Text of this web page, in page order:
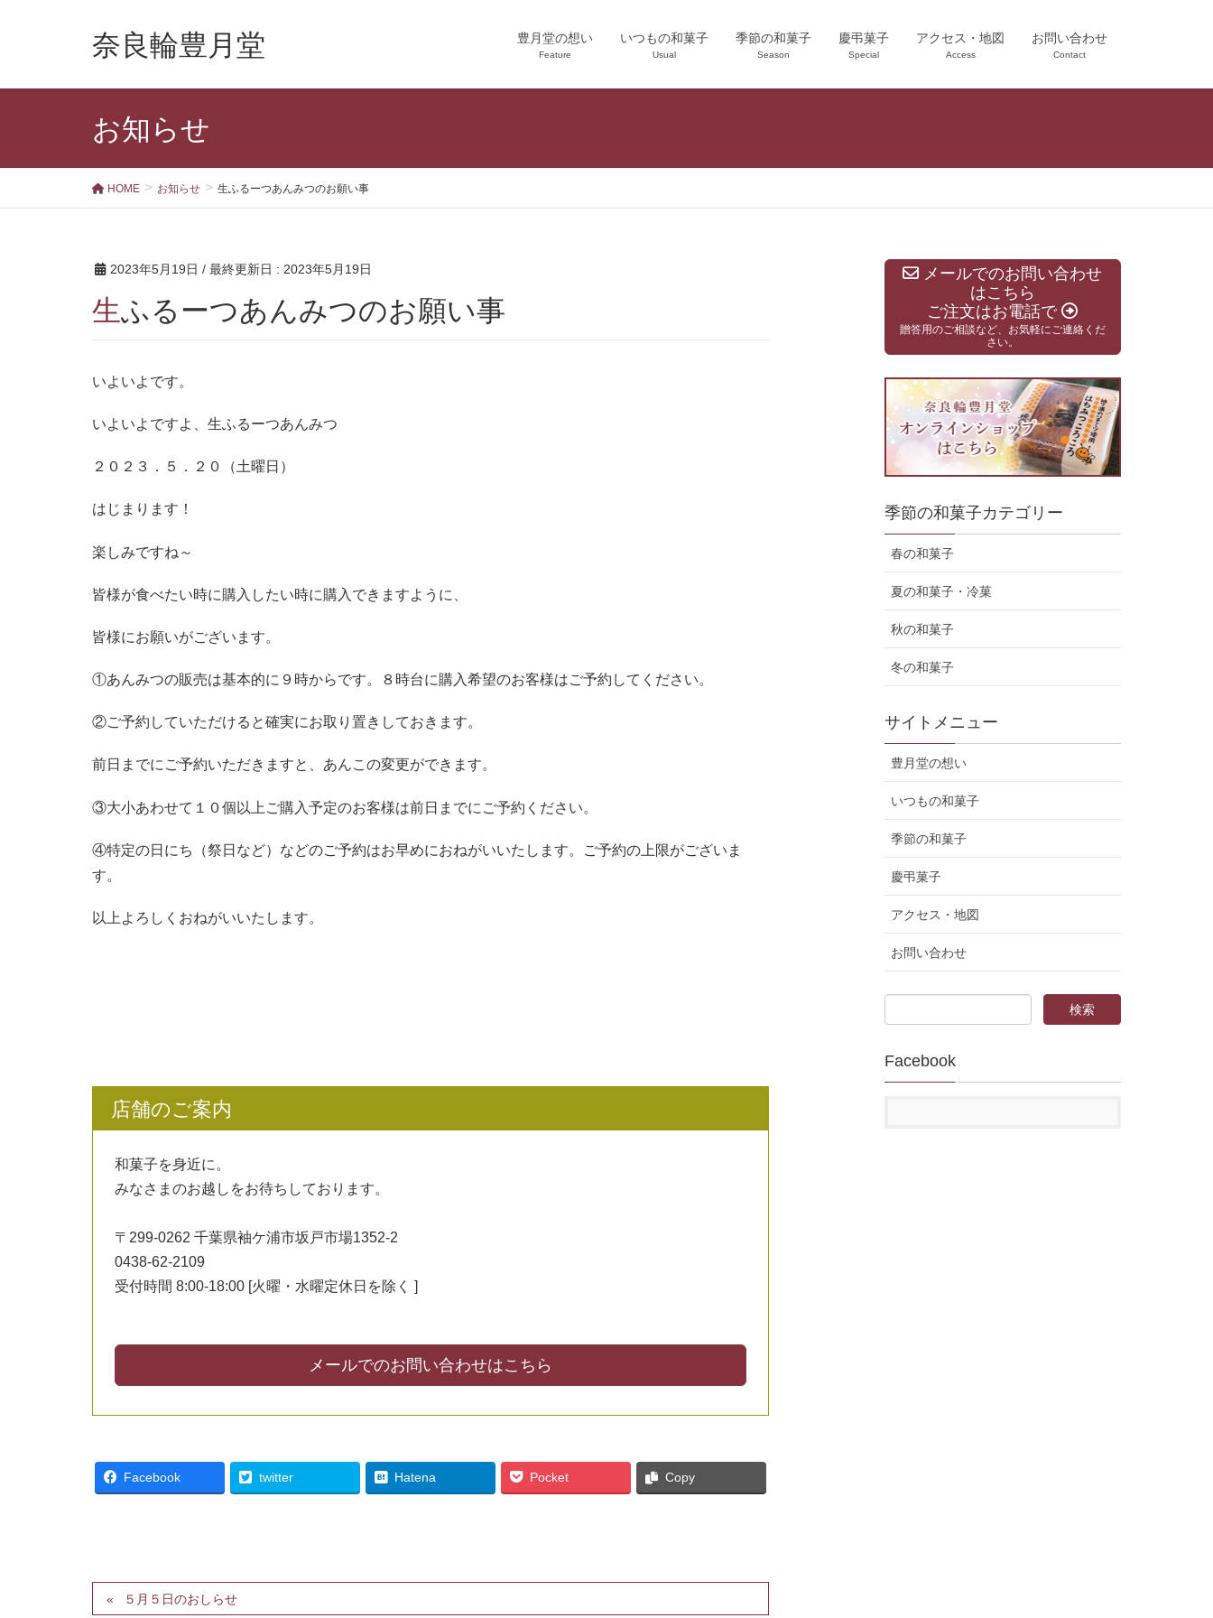
奈良輪豊月堂 豊月堂の想い
Feature
いつもの和菓子
Usual
季節の和菓子
Season
慶弔菓子
Special
アクセス・地図
Access
お問い合わせ
Contact
お知らせ
HOME お知らせ 生ふるーつあんみつのお願い事
2023年5月19日 / 最終更新日 : 2023年5月19日
生ふるーつあんみつのお願い事
いよいよです。
いよいよですよ、生ふるーつあんみつ
２０２３．５．２０（土曜日）
はじまります！
楽しみですね～
皆様が食べたい時に購入したい時に購入できますように、
皆様にお願いがございます。
①あんみつの販売は基本的に９時からです。８時台に購入希望のお客様はご予約してください。
②ご予約していただけると確実にお取り置きしておきます。
前日までにご予約いただきますと、あんこの変更ができます。
③大小あわせて１０個以上ご購入予定のお客様は前日までにご予約ください。
④特定の日にち（祭日など）などのご予約はお早めにおねがいいたします。ご予約の上限がございま
す。
以上よろしくおねがいいたします。
店舗のご案内
和菓子を身近に。
みなさまのお越しをお待ちしております。
〒299-0262 千葉県袖ケ浦市坂戸市場1352-2
0438-62-2109
受付時間 8:00-18:00 [火曜・水曜定休日を除く ]
メールでのお問い合わせはこちら
Facebook twitter Hatena Pocket Copy
５月５日のおしらせ
メールでのお問い合わせ
はこちら
ご注文はお電話で
贈答用のご相談など、お気軽にご連絡くだ
さい。
季節の和菓子カテゴリー
春の和菓子
夏の和菓子・冷菓
秋の和菓子
冬の和菓子
サイトメニュー
豊月堂の想い
いつもの和菓子
季節の和菓子
慶弔菓子
アクセス・地図
お問い合わせ
Facebook